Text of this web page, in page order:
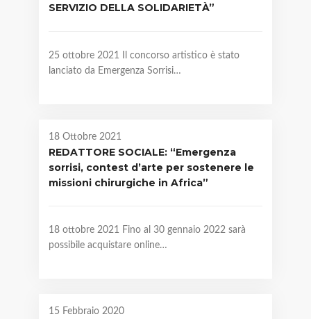
SERVIZIO DELLA SOLIDARIETÀ”
25 ottobre 2021 Il concorso artistico è stato
lanciato da Emergenza Sorrisi…
18 Ottobre 2021
REDATTORE SOCIALE: “Emergenza
sorrisi, contest d’arte per sostenere le ​
missioni chirurgiche in Africa”
18 ottobre 2021 Fino al 30 gennaio 2022 sarà
possibile acquistare online…
15 Febbraio 2020